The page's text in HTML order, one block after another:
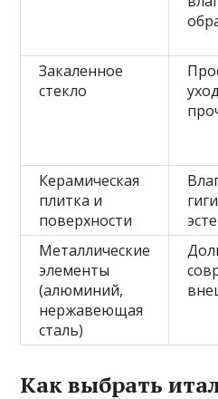
Закаленное
стекло
Керамическая
плитка и
поверхности
Металлические
элементы
(алюминий,
нержавеющая
сталь)
Как выбрать